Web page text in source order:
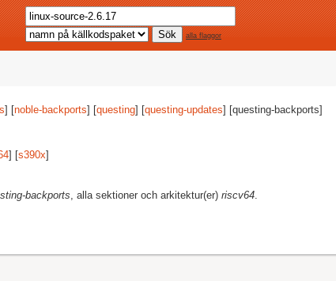
alla flaggor
] [noble-backports] [questing] [questing-updates] [questing-backports]
] [s390x]
backports, alla sektioner och arkitektur(er) riscv64.